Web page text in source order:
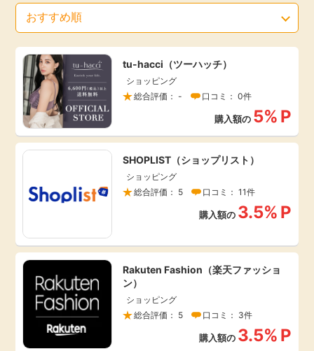
高還元
無料
即日還元
アンケート
ゲーム
買い物
モニター
ポイ活お得情報
エンタメ
クレジットカード
暮らし
引っ越し
進学・教育
美容・健康
月額有料サービス
tu-hacci（ツーハッチ）
ショッピング
総合評価： -
口コミ： 0件
購入額の 5% P
SHOPLIST（ショップリスト）
ショッピング
総合評価： 5
口コミ： 11件
購入額の 3.5% P
Rakuten Fashion（楽天ファッショ
ン）
ショッピング
総合評価： 5
口コミ： 3件
購入額の 3.5% P